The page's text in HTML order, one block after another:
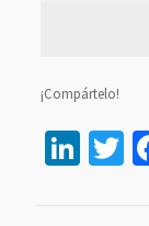
¡Compártelo!